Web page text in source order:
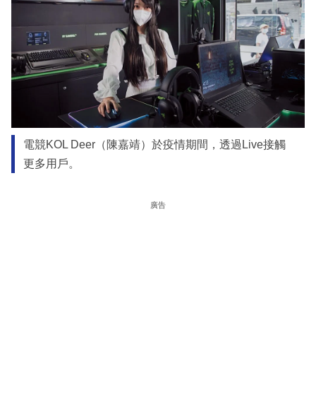
電競KOL Deer（陳嘉靖）於疫情期間，透過Live接觸
更多用戶。
廣告